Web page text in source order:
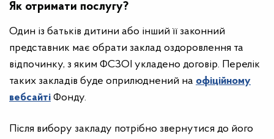
Як отримати послугу?
Один із батьків дитини або інший її законний
представник має обрати заклад оздоровлення та
відпочинку, з яким ФСЗОІ укладено договір. Перелік
таких закладів буде оприлюднений на офіційному
вебсайті Фонду.
Після вибору закладу потрібно звернутися до його